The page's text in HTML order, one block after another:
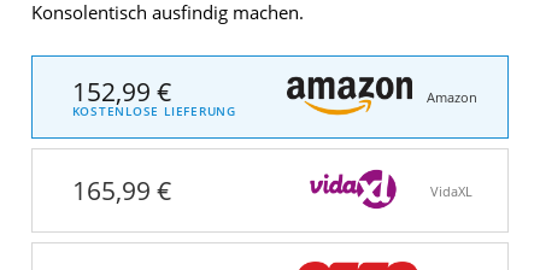
Konsolentisch ausfindig machen.
152,99 €
KOSTENLOSE LIEFERUNG
Amazon
165,99 € VidaXL